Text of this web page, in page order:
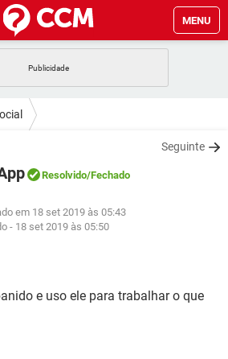
MENU
GMAIL
GMAIL
WHATSAPP
EXCEL
WHATSAPP
GMAIL
Seguinte
Resolvido/Fechado
em 18 set 2019 às 05:43
- 18 set 2019 às 05:50
e uso ele para trabalhar o que